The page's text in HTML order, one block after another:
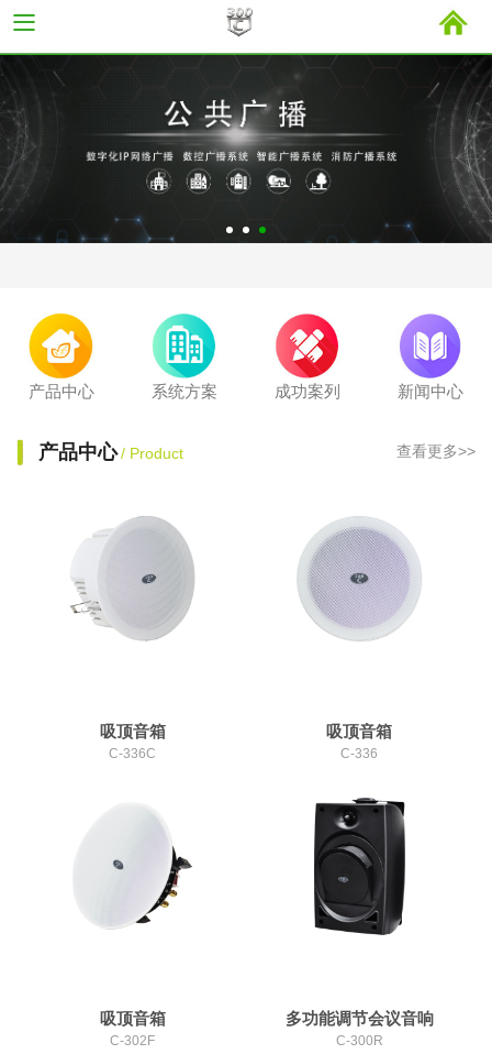
产品中心 系统方案 成功案列 新闻中心
产品中心 / Product 查看更多>>
吸顶音箱
C-336C
吸顶音箱
C-336
吸顶音箱
C-302F
多功能调节会议音响
C-300R